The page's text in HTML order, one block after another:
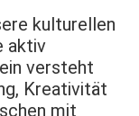
kulturellen
aktiv
versteht
Kreativität
mit